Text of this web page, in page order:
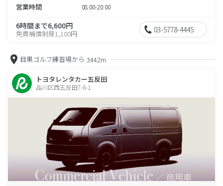
営業時間 08:00-20:00
6時間まで6,600円
免責補償制度1,100円 03-5778-4445
目黒ゴルフ練習場から 3442m
トヨタレンタカー五反田
品川区西五反田7-6-1